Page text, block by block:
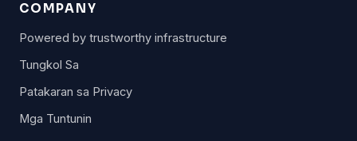
COMPANY
Powered by trustworthy infrastructure
Tungkol Sa
Patakaran sa Privacy
Mga Tuntunin